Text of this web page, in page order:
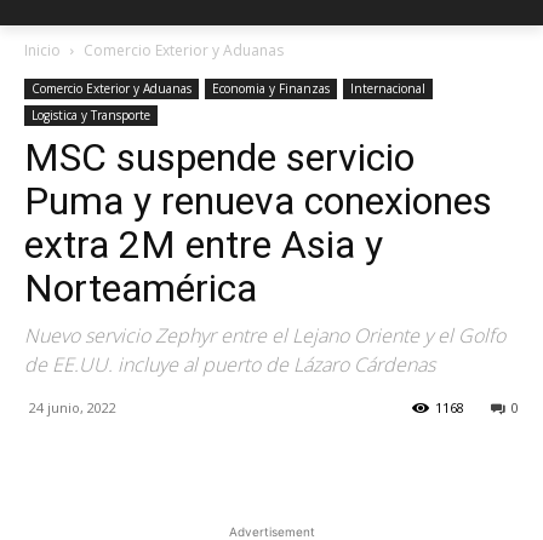
Inicio Comercio Exterior y Aduanas
Comercio Exterior y Aduanas Economia y Finanzas
Internacional
Logistica y Transporte
MSC suspende servicio
Puma y renueva conexiones
extra 2M entre Asia y
Norteamérica
Nuevo servicio Zephyr entre el Lejano Oriente y el Golfo
de EE.UU. incluye al puerto de Lázaro Cárdenas
24 junio, 2022 0
1168
Advertisement